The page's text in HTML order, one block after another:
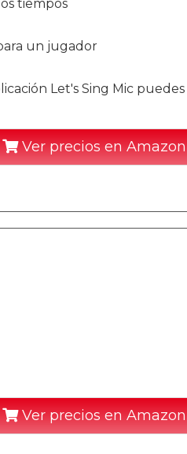
tiempos
un jugador
Let's Sing Mic puedes
Ver precios en Amazon
Ver precios en Amazon